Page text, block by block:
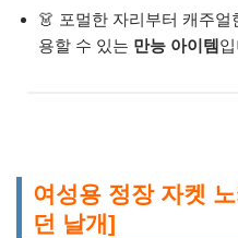
👗 포멀한 자리부터 캐주
용할 수 있는 만능 아이템
여성용 정장 자켓
던 날개]